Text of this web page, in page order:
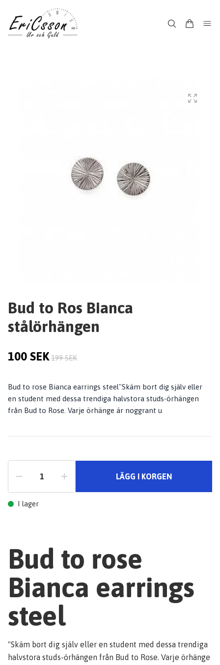
Bud to Ros Bianca
stålörhängen
100 SEK 199 SEK
Bud to rose Bianca earrings steel"Skäm bort dig själv eller
en student med dessa trendiga halvstora studs-örhängen
från Bud to Rose. Varje örhänge är noggrant u
LÄGG I KORGEN
I lager
Bud to rose
Bianca earrings
steel
"Skäm bort dig själv eller en student med dessa trendiga
halvstora studs-örhängen från Bud to Rose. Varje örhänge